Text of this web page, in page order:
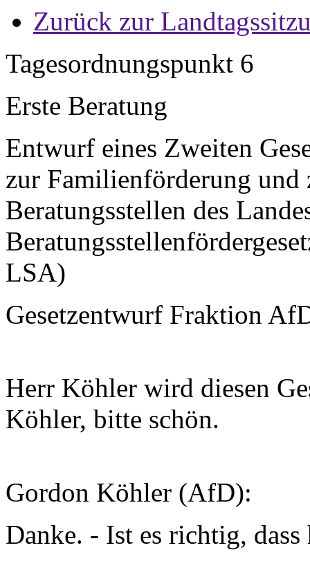
Zurück zur
Tagesordnungspunkt 6
Erste Beratung
Entwurf eines Zweiten
zur Familienförderung und
Beratungsstellen des
LSA)
Gesetzentwurf Fraktion
Herr Köhler wird diesen
Köhler, bitte schön.
Gordon Köhler (AfD):
Danke. - Ist es richtig,